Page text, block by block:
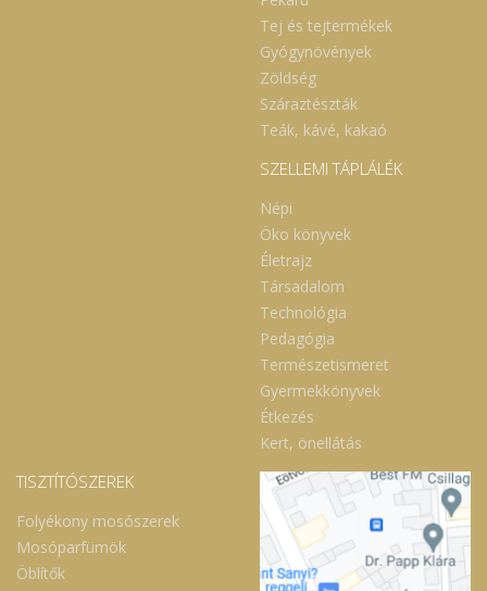
funkciók fenntartásához (Az Európai Unió
Élelmiszerbiztonsági Hatóságának
2009:7(9):1209 és 2010:8(10)1728 alapján).
Kinek előnyös a gomba DR.
NYUGALOM folyékony gombakivonat
fogyasztása? Kutatási eredmények és
humán megfigyelések alapján a fenti
gombák és vitamin beiktatása az
étrendbe, az idegrendszer támogatásával
segíthet a szellemi frissesség és agyi
készség, stb.) karbantartásában és
megőrzésében. Hozzájárulhat a
harmónikus pszichés
működés fenntartásához. Mérsékli
a stressz szervi következményeit.
szorongás, idegesség okozta
alvászavarban. Lassíthatja az agyi
érelmeszesedést és szövődményeit,
illetve a korral járó degeneratív idegi és
szellemi állapotok (időskori demencia,
Parkinson- és Azheimer-kór, sclerosis
multiplex) jelentkezését és súlyosbodását.
Kombinált természetes antidiabetikus és
idegi hatása különösen előnyös lehet 2.
típusú cukorbetegség és idegi
szövődményeinek étrendi
karbantartásában. Támogathatja továbbá
a testi – lelki erőnlétet, a tápcsatornai
gyulladásos,
fertőző és tumoros betegségek elleni
védekezést. Válassza a gomba DR.
Tej és tejtermékek
Gyógynövények
Zöldség
Száraztészták
Teák, kávé, kakaó
SZELLEMI TÁPLÁLÉK
Népi
Öko könyvek
Életrajz
Társadalom
Technológia
Pedagógia
Természetismeret
Gyermekkönyvek
Étkezés
Kert, önellátás
TISZTÍTÓSZEREK
Folyékony mosószerek
Mosóparfümök
Öblítők